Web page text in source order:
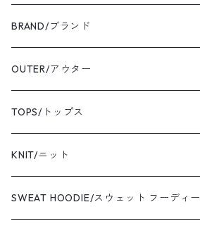
BRAND/ブランド
ordinary fits/オーディナリーフィッツ
sassafras/ササフラス
yonetomi/ヨネトミ
newbalance/ニューバランス
OUTER/アウター
coat/コート
blouson/ブルゾン
jacket/ジャケット
TOPS/トップス
shirt/シャツ
T-shirt/Tシャツ
KNIT/ニット
SWEAT HOODIE/スウェット フーディー